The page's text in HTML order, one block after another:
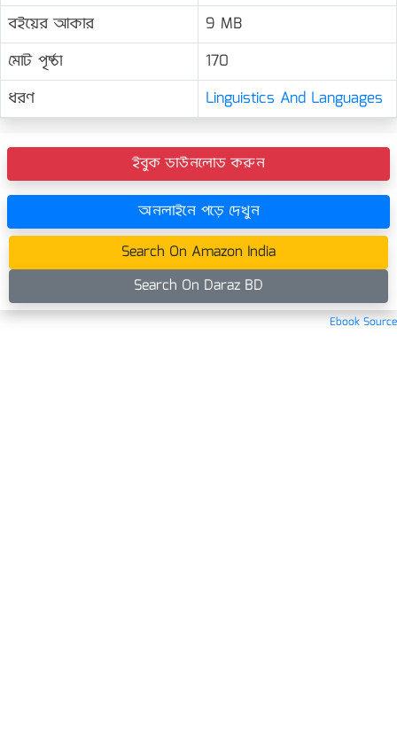
বইয়ের আকার
9 MB
মোট পৃষ্ঠা
170
ধরণ
Linguistics And Languages
ইবুক ডাউনলোড করুন
অনলাইনে পড়ে দেখুন
Search On Amazon India
Search On Daraz BD
Ebook Source